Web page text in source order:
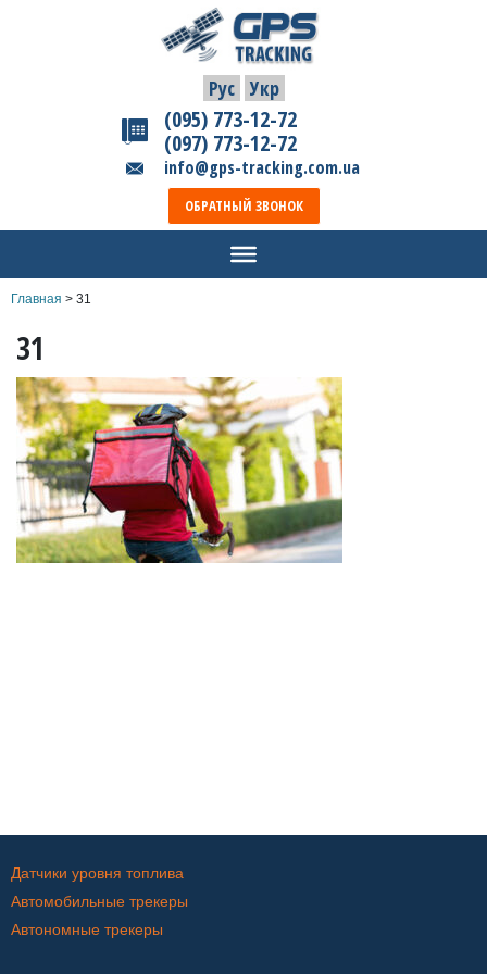
Рус Укр
(095) 773-12-72
(097) 773-12-72
info@gps-tracking.com.ua
ОБРАТНЫЙ ЗВОНОК
Главная > 31
31
Датчики уровня топлива
Автомобильные трекеры
Автономные трекеры